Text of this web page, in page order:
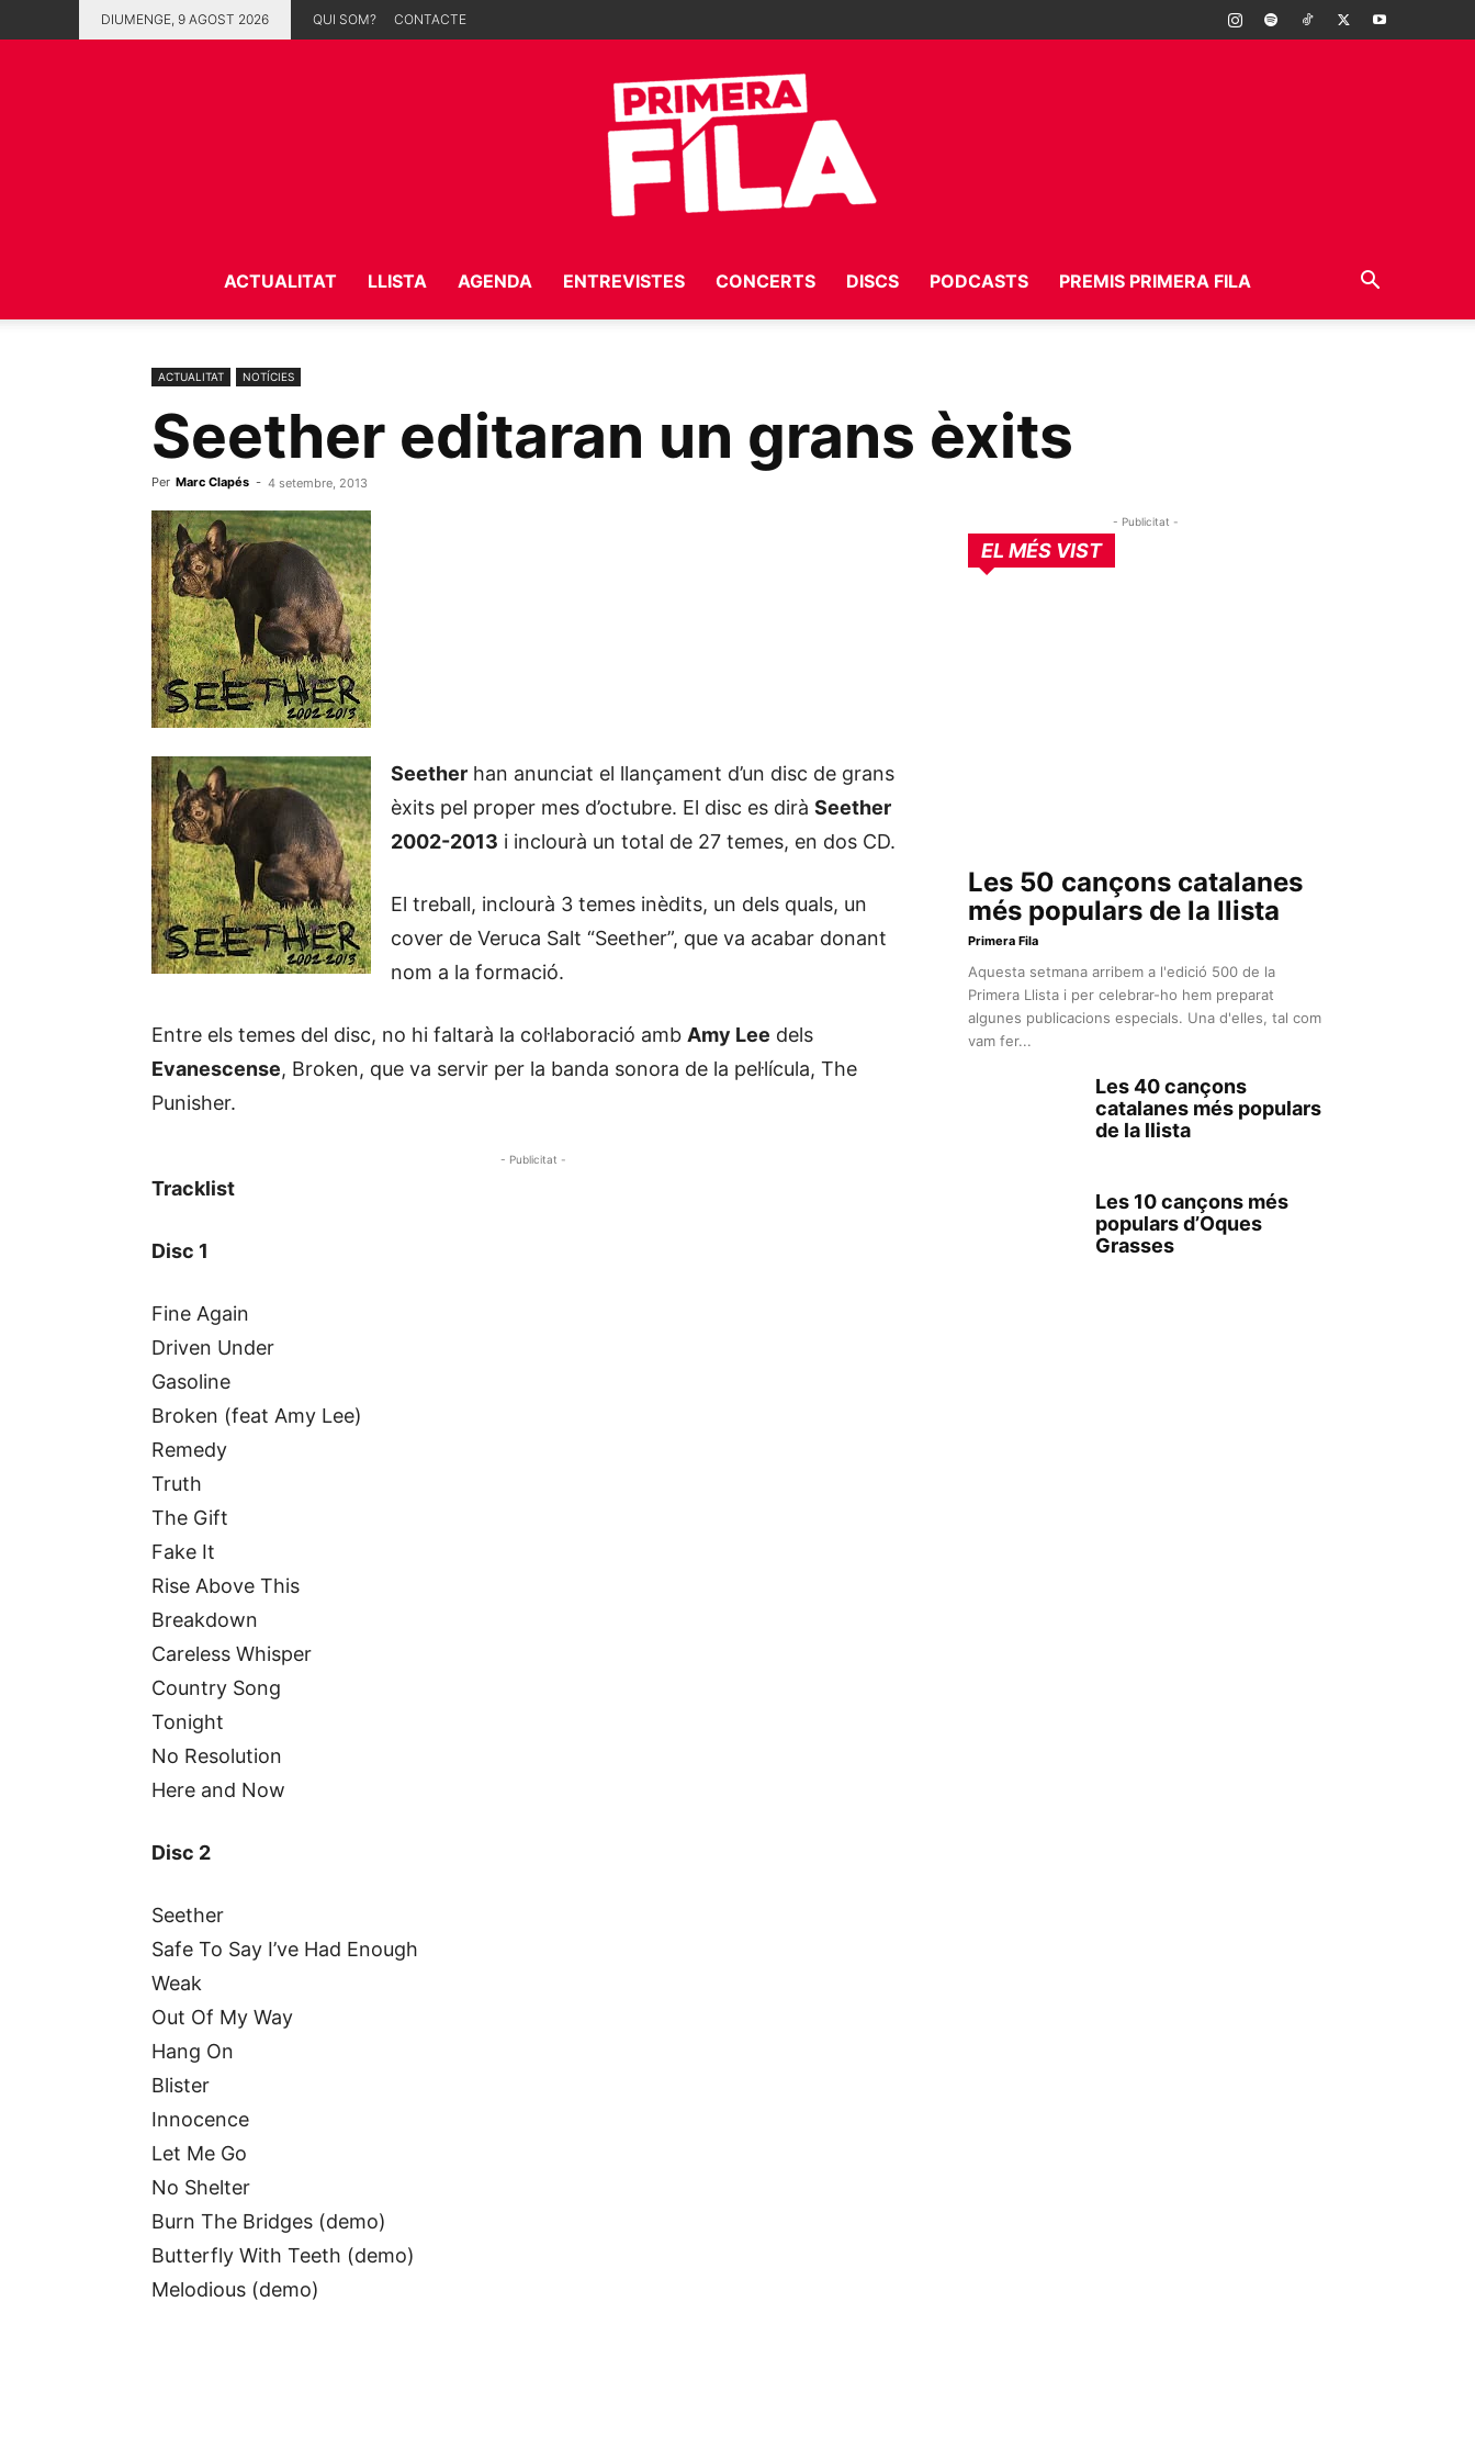
DIUMENGE, 9 AGOST 2026 QUI SOM? CONTACTE
Fila
ACTUALITAT LLISTA AGENDA ENTREVISTES CONCERTS DISCS PODCASTS PREMIS PRIMERA FILA
ACTUALITAT NOTÍCIES
Seether editaran un grans èxits
Per Marc Clapés - 4 setembre, 2013
Seether han anunciat el llançament d’un disc de grans
èxits pel proper mes d’octubre. El disc es dirà Seether
2002-2013 i inclourà un total de 27 temes, en dos CD.
El treball, inclourà 3 temes inèdits, un dels quals, un
cover de Veruca Salt “Seether”, que va acabar donant
nom a la formació.
Entre els temes del disc, no hi faltarà la col·laboració amb Amy Lee dels
Evanescense, Broken, que va servir per la banda sonora de la pel·lícula, The
Punisher.
- Publicitat -
Tracklist
Disc 1
Fine Again
Driven Under
Gasoline
Broken (feat Amy Lee)
Remedy
Truth
The Gift
Fake It
Rise Above This
Breakdown
Careless Whisper
Country Song
Tonight
No Resolution
Here and Now
Disc 2
Seether
Safe To Say I’ve Had Enough
Weak
Out Of My Way
Hang On
Blister
Innocence
Let Me Go
No Shelter
Burn The Bridges (demo)
Butterfly With Teeth (demo)
Melodious (demo)
- Publicitat -
EL MÉS VIST
Les 50 cançons catalanes
més populars de la llista
Primera Fila
Aquesta setmana arribem a l'edició 500 de la
Primera Llista i per celebrar-ho hem preparat
algunes publicacions especials. Una d'elles, tal com
vam fer...
Les 40 cançons
catalanes més populars
de la llista
Les 10 cançons més
populars d’Oques
Grasses